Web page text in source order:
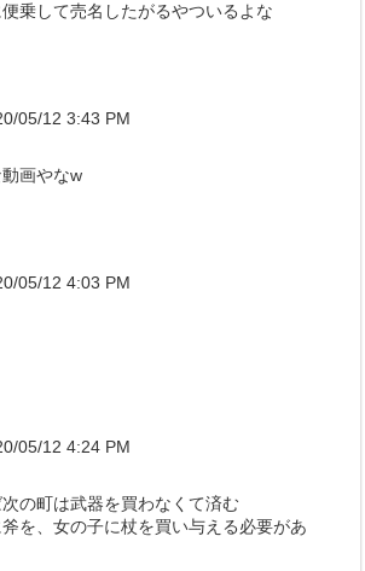
乗して売名したがるやついるよな
05/12 3:43 PM
画やなw
05/12 4:03 PM
05/12 4:24 PM
の町は武器を買わなくて済む
を、女の子に杖を買い与える必要があ